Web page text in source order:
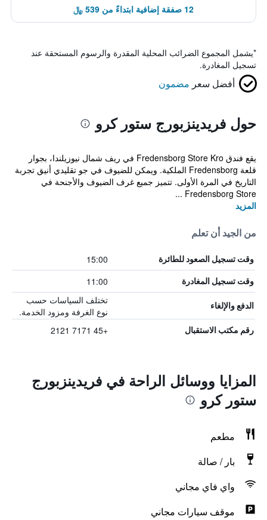
12 صفقة إضافية ابتداءً من 539 ﷼
*يشمل المجموع الضرائب المحلية المقدرة والرسوم المستحقة عند
تسجيل المغادرة.
أفضل سعر مضمون
حول فريدينزبورج ستور كرو
يقع فندق Fredensborg Store Kro في ريف شمال نيوزيلندا، بجوار
قلعة Fredensborg الملكية. ويمكن للضيوف في جو تقليدي أنيق تجربة
التاريخ في المرة الأولى. تتميز جميع غرف الضيوف والأجنحة في
Fredensborg Store ...
المزيد
من الجيد أن تعلم
وقت تسجيل الصعود للطائرة 15:00
وقت تسجيل المغادرة 11:00
الدفع والإلغاء
تختلف السياسات حسب
نوع الغرفة ومزود الخدمة.
رقم مكتب الاستقبال +45 7171 2121
المزايا ووسائل الراحة في فريدينزبورج
ستور كرو
مطعم
بار / صالة
واي فاي مجاني
موقف سيارات مجاني